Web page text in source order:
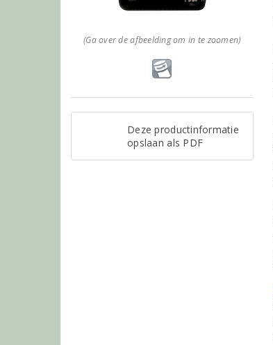
(Ga over de afbeelding om in te zoomen)
Deze productinformatie
opslaan als PDF